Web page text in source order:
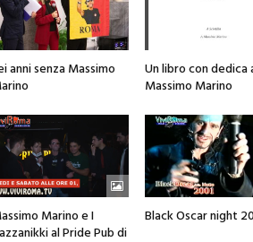
anni senza Massimo
Un libro con dedica
Massimo Marino
Marino e I
al Pride Pub di
Black Oscar night